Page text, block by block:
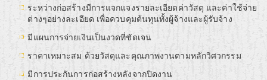
ระหว่างก่อสร้างมีการแจกแจงรายละเอียดค่าวัสดุ และค่าใช้จ่าย
ต่างๆอย่างละเอียด เพื่อควบคุมต้นทุนทั้งผู้จ้างและผู้รับจ้าง
มีแผนการจ่ายเงินเป็นงวดที่ชัดเจน
ราคาเหมาะสม ด้วยวัสดุและคุณภาพงานตามหลักวิศวกรรม
มีการประกันการก่อสร้างหลังจากปิดงาน